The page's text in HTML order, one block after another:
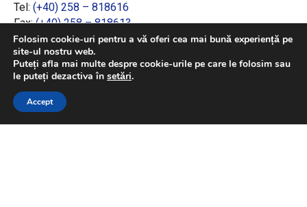
Tel: (+40) 258 – 818616
Fax:(+40) 258 – 818613
Email:office@adrcentru.ro
LINK-URI RAPIDE
Consiliul European
Jurnalul Oficial al Uniunii Europene
Folosim cookie-uri pentru a vă oferi cea mai bună experiență pe
site-ul nostru web.
Puteți afla mai multe despre cookie-urile pe care le folosim sau
le puteți dezactiva în setări.
Accept